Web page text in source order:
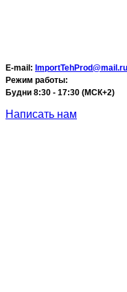
E-mail: ImportTehProd@mail.ru
Режим работы:
Будни 8:30 - 17:30 (МСК+2)
Написать нам